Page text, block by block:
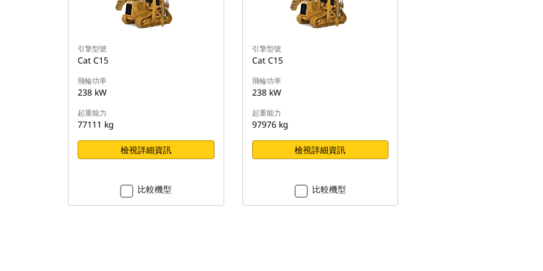
引擎型號
Cat C15
飛輪功率
238 kW
起重能力
77111 kg
檢視詳細資訊
比較機型
引擎型號
Cat C15
飛輪功率
238 kW
起重能力
97976 kg
檢視詳細資訊
比較機型